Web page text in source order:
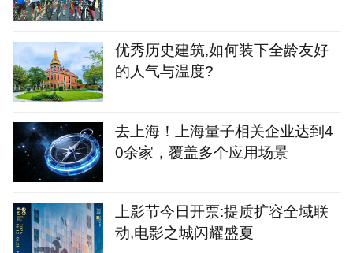
优秀历史建筑,如何装下全龄友好
的人气与温度?
去上海！上海量子相关企业达到4
0余家，覆盖多个应用场景
上影节今日开票:提质扩容全域联
动,电影之城闪耀盛夏